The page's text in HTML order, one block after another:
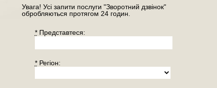
Увага! Усі запити послуги "Зворотний дзвінок"
обробляються протягом 24 годин.
*Представтеся:
*Регiон: